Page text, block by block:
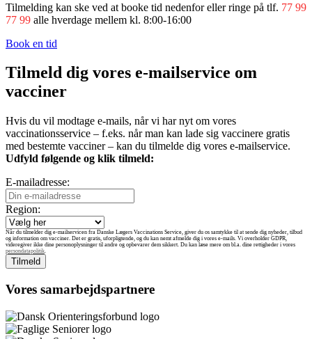
Tilmelding kan ske ved at booke tid nedenfor eller ringe på tlf. 77 99
77 99 alle hverdage mellem kl. 8:00-16:00
Book en tid
Tilmeld dig vores e-mailservice om
vacciner
Hvis du vil modtage e-mails, når vi har nyt om vores
vaccinationsservice – f.eks. når man kan lade sig vaccinere gratis
med bestemte vacciner – kan du tilmelde dig vores e-mailservice.
Udfyld følgende og klik tilmeld:
E-mailadresse:
Region:
Når du tilmelder dig e-mailservicen fra Danske Lægers Vaccinations Service, giver du os samtykke til at sende dig nyheder, tilbud
og information om vacciner. Det er gratis, uforpligtende, og du kan nemt afmelde dig i vores e-mails. Vi overholder GDPR,
videregiver ikke dine personoplysninger til andre og opbevarer dem sikkert. Du kan læse mere om bl.a. dine rettigheder i vores
persondatapolitik.
Vores samarbejdspartnere